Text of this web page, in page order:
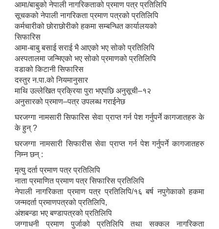
आमा/बाबुको नेपाली नागरिकताको प्रमाण पत्र प्रतिलिपि
सूचकको नेपाली नागरिकता प्रमाण पत्रको प्रतिलिपि
कर्मचारीको छोराछोरीको हकमा सम्बन्धित कार्यालयको
सिफारिस
आमा-बाबु बसाई सराई भै आएको भए सोको प्रतिलिपि
अस्पतालमा जन्मिएको भए सोको प्रमाणको प्रतिलिपि
वडाको किटानी सिफारिस
दस्तुर न.पा.को नियमानुसार
माथि उल्लेखित प्रक्रिया पुरा भएपछि अनुसूची–१२
अनुसारको प्रमाण–पत्र उपलब्ध गराईनेछ
घरजग्गा नामसारी सिफारिस सेवा प्राप्त गर्न पेश गर्नुपर्ने कागजातहरु के
के हुन् ?
घरजग्गा नामसारी सिफारीस सेवा प्राप्त गर्न पेश गर्नुपर्ने कागजातहरु
निम्न छन् :
मृत्यु दर्ता प्रमाण पत्र प्रतिलिपि
नाता प्रमाणित प्रमाण पत्र सिफारिस प्रतिलिपि
नेपाली नागरिकता प्रमाण पत्र प्रतिलिपि/१६ बर्ष नपुगेकाको हकमा
जन्मदर्ता प्रमाणपत्रको प्रतिलिपि,
अंशबन्डा भए बण्डापत्रको प्रतिलिपि
जग्गाधनी प्रमाण पुर्जाको प्रतिलिपि तथा सक्कल नागरिकता